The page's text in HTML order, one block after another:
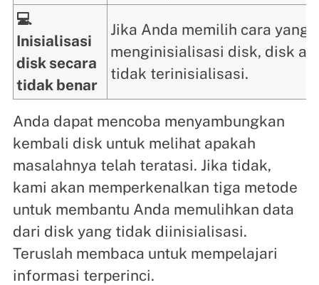
💻
Inisialisasi
disk secara
tidak benar
Jika Anda memilih cara yang
menginisialisasi disk, disk
tidak terinisialisasi.
Anda dapat mencoba menyambungkan
kembali disk untuk melihat apakah
masalahnya telah teratasi. Jika tidak,
kami akan memperkenalkan tiga metode
untuk membantu Anda memulihkan data
dari disk yang tidak diinisialisasi.
Teruslah membaca untuk mempelajari
informasi terperinci.